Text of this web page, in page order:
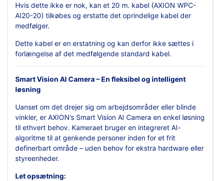
Hvis dette ikke er nok, kan et 20 m. kabel (AXION WPC-
AI20-20) tilkøbes og erstatte det oprindelige kabel der
medfølger.
Dette kabel er en erstatning og kan derfor ikke sættes i
forlængelse af det medfølgende standard kabel.
Smart Vision AI Camera – En fleksibel og intelligent
løsning
Uanset om det drejer sig om arbejdsområder eller blinde
vinkler, er AXION’s Smart Vision AI Camera en enkel løsning
til ethvert behov. Kameraet bruger en integreret AI-
algoritme til at genkende personer inden for et frit
definerbart område – uden behov for ekstra hardware eller
styreenheder.
Let opsætning: